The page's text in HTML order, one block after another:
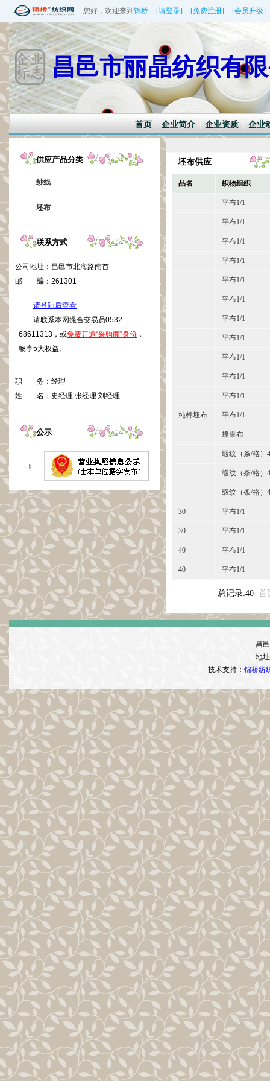
您好，欢迎来到 锦桥 [请登录] [免费注册] [会员升级]
昌邑市丽晶纺织有
首页 企业简介 企业资质 企业
供应产品分类
纱线
坯布
联系方式
公司地址： 昌邑市北海路南首
邮 编： 261301
请登陆后查看
请联系本网撮合交易员0532-
68611313，或免费开通“采购商”身份 ，
畅享5大权益。
职 务： 经理
姓 名： 史经理 张经理 刘经理
公示
坯布供应
品名 织物组织
平布1/1
平布1/1
平布1/1
平布1/1
平布1/1
平布1/1
平布1/1
平布1/1
平布1/1
平布1/1
平布1/1
纯棉坯布 平布1/1
蜂巢布
缎纹（条/格）
缎纹（条/格）
缎纹（条/格）
30 平布1/1
30 平布1/1
40 平布1/1
40 平布1/1
总记录:40 首
昌
地
技术支持： 锦桥纺